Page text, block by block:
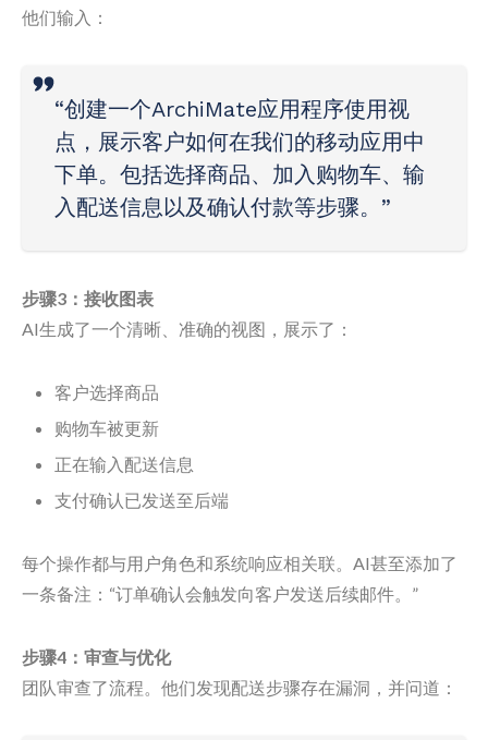
他们输入：
“创建一个ArchiMate应用程序使用视
点，展示客户如何在我们的移动应用中
下单。包括选择商品、加入购物车、输
入配送信息以及确认付款等步骤。”
步骤3：接收图表
AI生成了一个清晰、准确的视图，展示了：
客户选择商品
购物车被更新
正在输入配送信息
支付确认已发送至后端
每个操作都与用户角色和系统响应相关联。AI甚至添加了
一条备注：“订单确认会触发向客户发送后续邮件。”
步骤4：审查与优化
团队审查了流程。他们发现配送步骤存在漏洞，并问道：